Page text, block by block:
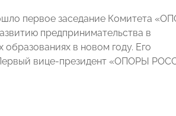
первое заседание Комитета
предпринимательства в
образованиях в новом году. Его
вице-президент «ОПОРЫ